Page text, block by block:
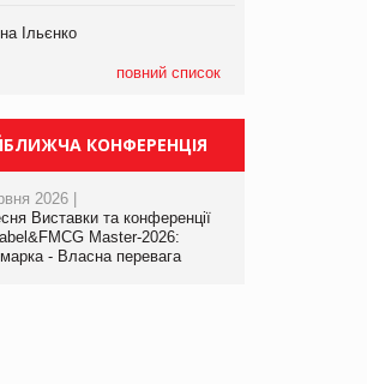
Ільєнко
повний список
КОНФЕРЕНЦІЯ
2026 |
Виставки та конференції
Master-2026:
- Власна перевага